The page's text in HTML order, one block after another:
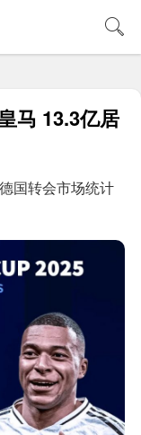
马 13.3亿居
国转会市场统计